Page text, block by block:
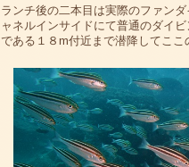
ランチ後の二本目は実際のファン
ャネルインサイドにて普通のダイ
である１８m付近まで潜降してここ